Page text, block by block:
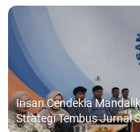
Insan Cendekia
Strategi Tembus Jurnal